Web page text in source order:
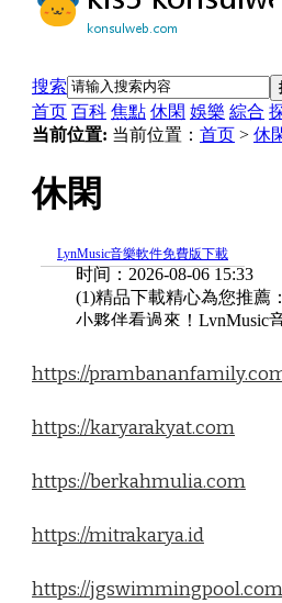
https://
https://karyarakyat.com
https://berkahmulia.com
https://mitrakarya.id
https://jgswimmingpool.com